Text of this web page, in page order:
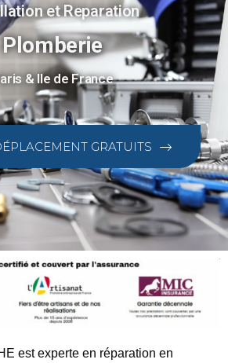
et Reparation
Plomberie
& Ile de France
GRATUITS
est experte en réparation en